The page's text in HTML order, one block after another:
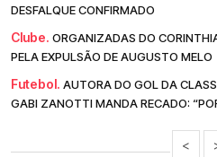
DESFALQUE CONFIRMADO
Clube. ORGANIZADAS DO
PELA EXPULSÃO DE AUGUSTO MELO
Futebol. AUTORA DO GOL DA
GABI ZANOTTI MANDA RECADO:
<